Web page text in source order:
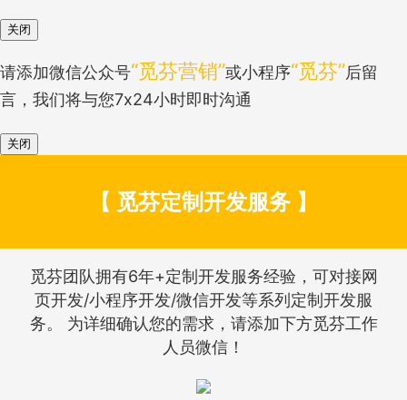
关闭
请添加微信公众号“觅芬营销”或小程序“觅芬”后留
言，我们将与您7x24小时即时沟通
关闭
【 觅芬定制开发服务 】
觅芬团队拥有6年+定制开发服务经验，可对接网
页开发/小程序开发/微信开发等系列定制开发服
务。 为详细确认您的需求，请添加下方觅芬工作
人员微信！